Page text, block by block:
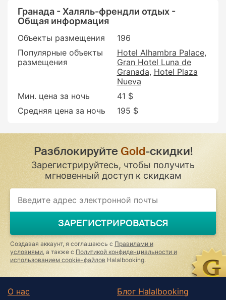
Гранада - Халяль-френдли отдых -
Общая информация
Объекты размещения
196
Популярные объекты
размещения
Hotel Alhambra Palace
Gran Hotel Luna de
Granada Hotel Plaza
Nueva
Мин. цена за ночь
41 $
Средняя цена за ночь
195 $
Разблокируйте Gold-скидки!
Зарегистрируйтесь, чтобы получить
мгновенный доступ к скидкам
If
you
ignore
this
field
ЗАРЕГИСТРИРОВАТЬСЯ
Создавая аккаунт, я соглашаюсь с Правилами и
условиями , а также с Политикой конфиденциальности и
использованием cookie-файлов Halalbooking.
О нас
Блог Halalbooking